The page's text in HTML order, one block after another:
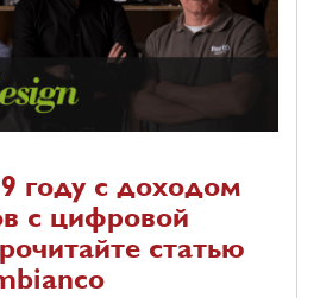
году с доходом
с цифровой
статью